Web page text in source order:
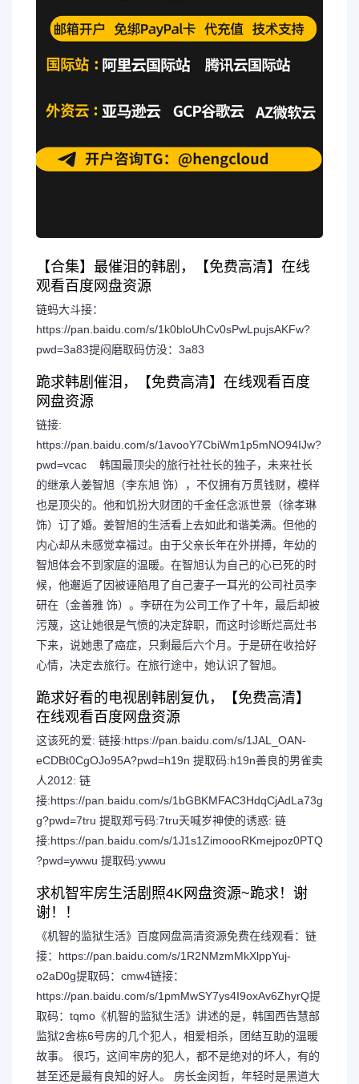
【合集】最催泪的韩剧，【免费高清】在线
观看百度网盘资源
链蚂大斗接：
https://pan.baidu.com/s/1k0bloUhCv0sPwLpujsAKFw?
pwd=3a83提闷磨取码仿没：3a83
跪求韩剧催泪，【免费高清】在线观看百度
网盘资源
链接:
https://pan.baidu.com/s/1avooY7CbiWm1p5mNO94IJw?
pwd=vcac 韩国最顶尖的旅行社社长的独子，未来社长
的继承人姜智旭（李东旭 饰），不仅拥有万贯钱财，模样
也是顶尖的。他和饥扮大财团的千金任念派世景（徐孝琳
饰）订了婚。姜智旭的生活看上去如此和谐美满。但他的
内心却从未感觉幸福过。由于父亲长年在外拼搏，年幼的
智旭体会不到家庭的温暖。在智旭认为自己的心已死的时
候，他邂逅了因被诬陷甩了自己妻子一耳光的公司社员李
研在（金善雅 饰）。李研在为公司工作了十年，最后却被
污蔑，这让她很是气愤的决定辞职，而这时诊断烂高灶书
下来，说她患了癌症，只剩最后六个月。于是研在收拾好
心情，决定去旅行。在旅行途中，她认识了智旭。
跪求好看的电视剧韩剧复仇，【免费高清】
在线观看百度网盘资源
这该死的爱: 链接:https://pan.baidu.com/s/1JAL_OAN-
eCDBt0CgOJo95A?pwd=h19n 提取码:h19n善良的男雀卖
人2012: 链
接:https://pan.baidu.com/s/1bGBKMFAC3HdqCjAdLa73g
g?pwd=7tru 提取郑亏码:7tru天喊岁神使的诱惑: 链
接:https://pan.baidu.com/s/1J1s1ZimoooRKmejpoz0PTQ
?pwd=ywwu 提取码:ywwu
求机智牢房生活剧照4K网盘资源~跪求！谢
谢！！
《机智的监狱生活》百度网盘高清资源免费在线观看：链
接：https://pan.baidu.com/s/1R2NMzmMkXlppYuj-
o2aD0g提取码：cmw4链接：
https://pan.baidu.com/s/1pmMwSY7ys4I9oxAv6ZhyrQ提
取码：tqmo《机智的监狱生活》讲述的是，韩国西告慧部
监狱2舍栋6号房的几个犯人，相爱相杀，团结互助的温暖
故事。 很巧，这间牢房的犯人，都不是绝对的坏人，有的
甚至还是最有良知的好人。 房长金闵哲，年轻时是黑道大